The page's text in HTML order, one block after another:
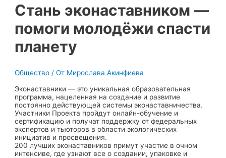
Стань эконаставником —
помоги молодёжи спасти
планету
Общество / От Мирослава Акинфиева
Эконаставники — это уникальная образовательная
программа, нацеленная на создание и развитие
постоянно действующей системы эконаставничества.
Участники Проекта пройдут онлайн-обучение и
сертификацию и получат поддержку от федеральных
экспертов и тьюторов в области экологических
инициатив и просвещения.
200 лучших эконаставников примут участие в очном
интенсиве, где узнают все о создании, упаковке и